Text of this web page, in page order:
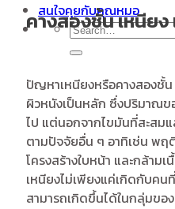
สนใจคุยกับคุณหมอ
คางสองชั้น เหนียง
ปัญหาเหนียงหรือคางสองชั้
ผิวหนังเป็นหลัก ซึ่งปริมาณข
ไป แต่นอกจากไขมันที่สะสม
ตามปัจจัยอื่น ๆ อาทิเช่น พฤ
โครงสร้างใบหน้า และกล้าม
เหนียงไม่เพียงแค่เกิดกับคน
สามารถเกิดขึ้นได้ในกลุ่มข